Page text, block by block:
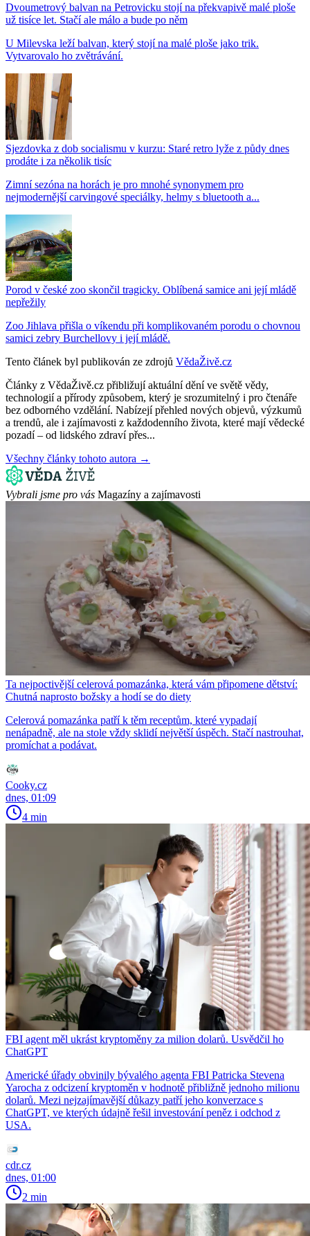
Dvoumetrový balvan na Petrovicku stojí na překvapivě malé ploše
už tisíce let. Stačí ale málo a bude po něm
U Milevska leží balvan, který stojí na malé ploše jako trik.
Vytvarovalo ho zvětrávání.
Sjezdovka z dob socialismu v kurzu: Staré retro lyže z půdy dnes
prodáte i za několik tisíc
Zimní sezóna na horách je pro mnohé synonymem pro
nejmodernější carvingové speciálky, helmy s bluetooth a...
Porod v české zoo skončil tragicky. Oblíbená samice ani její mládě
nepřežily
Zoo Jihlava přišla o víkendu při komplikovaném porodu o chovnou
samici zebry Burchellovy i její mládě.
Tento článek byl publikován ze zdrojů VědaŽivě.cz
Články z VědaŽivě.cz přibližují aktuální dění ve světě vědy,
technologií a přírody způsobem, který je srozumitelný i pro čtenáře
bez odborného vzdělání. Nabízejí přehled nových objevů, výzkumů
a trendů, ale i zajímavosti z každodenního života, které mají vědecké
pozadí – od lidského zdraví přes...
Všechny články tohoto autora →
Vybrali jsme pro vás Magazíny a zajímavosti
Ta nejpoctivější celerová pomazánka, která vám připomene dětství:
Chutná naprosto božsky a hodí se do diety
Celerová pomazánka patří k těm receptům, které vypadají
nenápadně, ale na stole vždy sklidí největší úspěch. Stačí nastrouhat,
promíchat a podávat.
Cooky.cz
dnes, 01:09
4 min
FBI agent měl ukrást kryptoměny za milion dolarů. Usvědčil ho
ChatGPT
Americké úřady obvinily bývalého agenta FBI Patricka Stevena
Yarocha z odcizení kryptoměn v hodnotě přibližně jednoho milionu
dolarů. Mezi nejzajímavější důkazy patří jeho konverzace s
ChatGPT, ve kterých údajně řešil investování peněz i odchod z
USA.
cdr.cz
dnes, 01:00
2 min